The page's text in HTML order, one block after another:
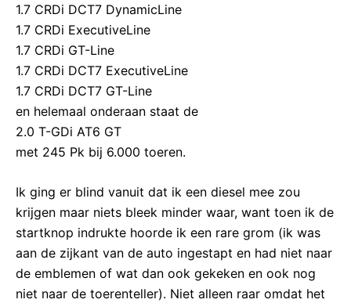
1.7 CRDi DCT7 DynamicLine
1.7 CRDi ExecutiveLine
1.7 CRDi GT-Line
1.7 CRDi DCT7 ExecutiveLine
1.7 CRDi DCT7 GT-Line
en helemaal onderaan staat de
2.0 T-GDi AT6 GT
met 245 Pk bij 6.000 toeren.
Ik ging er blind vanuit dat ik een diesel mee zou
krijgen maar niets bleek minder waar, want toen ik de
startknop indrukte hoorde ik een rare grom (ik was
aan de zijkant van de auto ingestapt en had niet naar
de emblemen of wat dan ook gekeken en ook nog
niet naar de toerenteller). Niet alleen raar omdat het